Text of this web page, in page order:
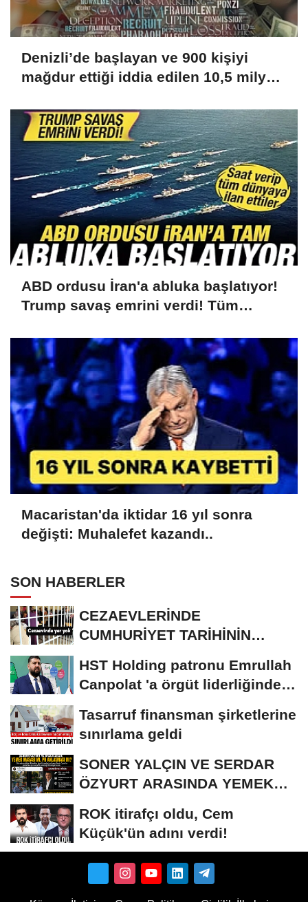
Denizli’de başlayan ve 900 kişiyi
mağdur ettiği iddia edilen 10,5 milyar
çözüldü
ABD ordusu İran'a abluka başlatıyor!
Trump savaş emrini verdi! Tüm
Macaristan'da iktidar 16 yıl sonra
değişti: Muhalefet kazandı..
SON HABERLER
CEZAEVLERİNDE
CUMHURİYET TARİHİNİN
KİŞİ...
HST Holding patronu Emrullah
Canpolat 'a örgüt liderliğinden
Tasarruf finansman şirketlerine
sınırlama geldi
SONER YALÇIN VE SERDAR
ÖZYURT ARASINDA YEMEK
ROK itirafçı oldu, Cem
Küçük'ün adını verdi!